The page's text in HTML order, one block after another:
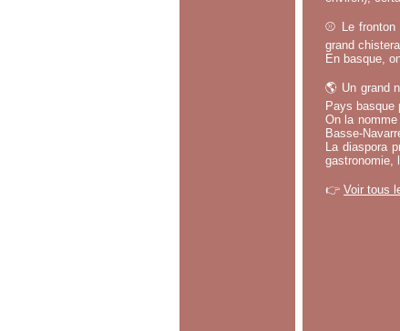
⚾ Le
grand
En basque,
🌎 Un grand
Pays basque
On la
Basse-
La diaspora
gastronomie,
👉 Voir tous